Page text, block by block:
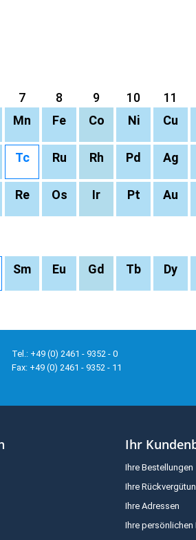
7 8 9 10 11
Mn Fe Co Ni Cu
Tc Ru Rh Pd Ag
Re Os Ir Pt Au
Sm Eu Gd Tb Dy
Tel.: +49 (0) 2461 - 9352 - 0
Fax: +49 (0) 2461 - 9352 - 11
Ihr
Ihre Bestellungen
Ihre
Ihre Adressen
Ihre persönlichen